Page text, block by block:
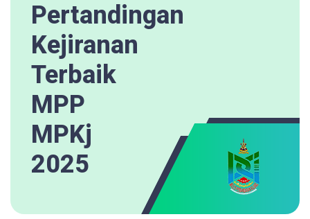
Pertandingan
Kejiranan
Terbaik
MPP
MPKj
2025